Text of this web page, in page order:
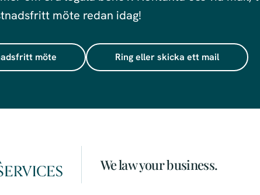
möte redan idag!
möte Ring eller skicka ett mail
We law your business.